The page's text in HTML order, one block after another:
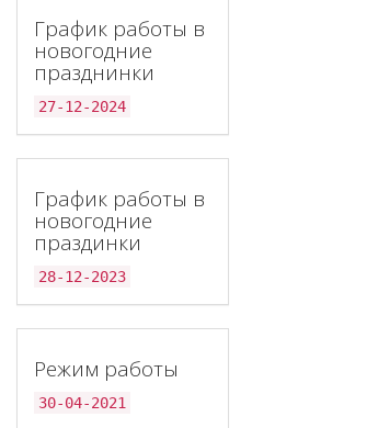
График работы в
новогодние
празднинки
27-12-2024
График работы в
новогодние
праздинки
28-12-2023
Режим работы
30-04-2021